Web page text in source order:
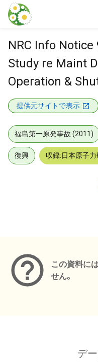
本文に飛ぶ
NRC Info
Study re Maint
Operation &
提供元サイトで表示
福島第一原発事故 (2011)
復興 収録:日本原子
この資料に
せん。
デ